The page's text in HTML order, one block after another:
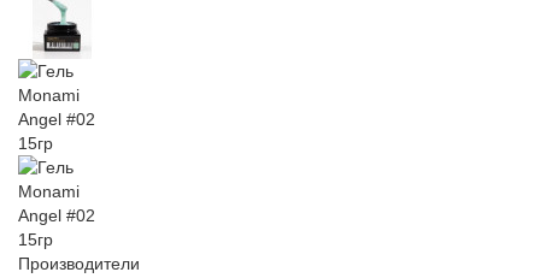
Производители